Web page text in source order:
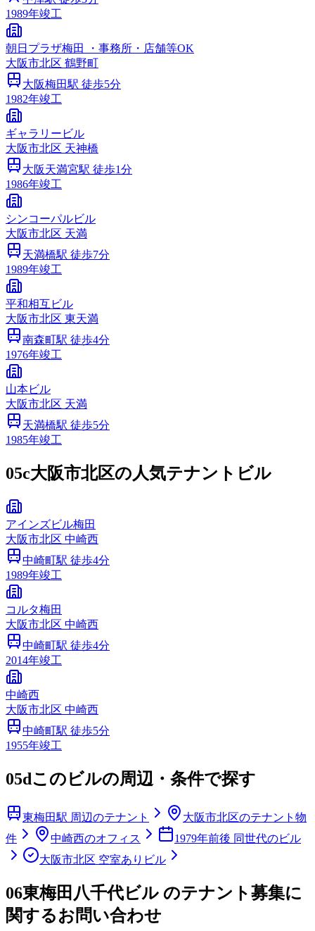
1989年竣工
朝日プラザ梅田 ・事務所・店舗等OK
大阪市北区 鶴野町
大阪梅田駅 徒歩5分
1982年竣工
ギャラリービル
大阪市北区 天神橋
大阪天満宮駅 徒歩1分
1986年竣工
シンコーパルビル
大阪市北区 天満
天満橋駅 徒歩7分
1989年竣工
平和相互ビル
大阪市北区 東天満
南森町駅 徒歩4分
1976年竣工
山本ビル
大阪市北区 天満
天満橋駅 徒歩5分
1985年竣工
05c大阪市北区の人気テナントビル
アインズビル梅田
大阪市北区 中崎西
中崎町駅 徒歩4分
1989年竣工
コルタ梅田
大阪市北区 中崎西
中崎町駅 徒歩4分
2014年竣工
中崎西
大阪市北区 中崎西
中崎町駅 徒歩5分
1955年竣工
05dこのビルの周辺・条件で探す
東梅田駅 周辺のテナント
大阪市北区のテナント物
件
中崎西のオフィス
1979年前後 同世代のビル
大阪市北区 空室ありビル
06東梅田八千代ビル のテナント募集に
関するお問い合わせ